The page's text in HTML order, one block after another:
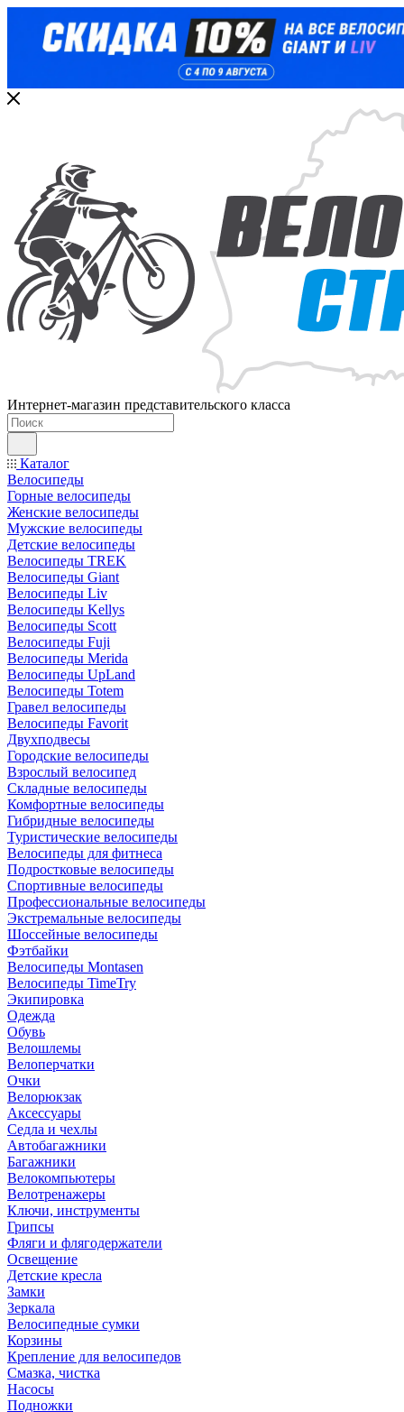
Интернет-магазин представительского класса
Каталог
Велосипеды
Горные велосипеды
Женские велосипеды
Мужские велосипеды
Детские велосипеды
Велосипеды TREK
Велосипеды Giant
Велосипеды Liv
Велосипеды Kellys
Велосипеды Scott
Велосипеды Fuji
Велосипеды Merida
Велосипеды UpLand
Велосипеды Totem
Гравел велосипеды
Велосипеды Favorit
Двухподвесы
Городские велосипеды
Взрослый велосипед
Складные велосипеды
Комфортные велосипеды
Гибридные велосипеды
Туристические велосипеды
Велосипеды для фитнеса
Подростковые велосипеды
Спортивные велосипеды
Профессиональные велосипеды
Экстремальные велосипеды
Шоссейные велосипеды
Фэтбайки
Велосипеды Montasen
Велосипеды TimeTry
Экипировка
Одежда
Обувь
Велошлемы
Велоперчатки
Очки
Велорюкзак
Аксессуары
Седла и чехлы
Автобагажники
Багажники
Велокомпьютеры
Велотренажеры
Ключи, инструменты
Грипсы
Фляги и флягодержатели
Освещение
Детские кресла
Замки
Зеркала
Велосипедные сумки
Корзины
Крепление для велосипедов
Смазка, чистка
Насосы
Подножки